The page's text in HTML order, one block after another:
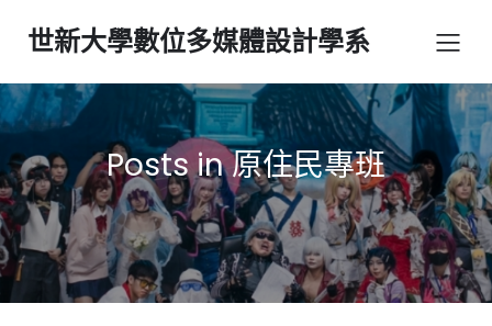
世新大學數位多媒體設計學系
Posts in 原住民專班